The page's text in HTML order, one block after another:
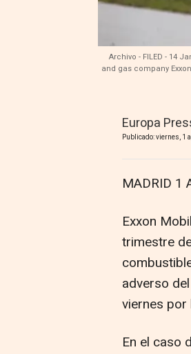
Archivo - FILED - 14
and gas company
Europa
Publicado: viernes, 1
MADRID 1
Exxon
trimestre
adverso
viernes
En el caso